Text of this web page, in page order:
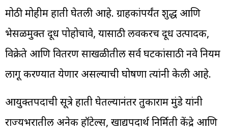
मोठी मोहीम हाती घेतली आहे. ग्राहकांपर्यंत शुद्ध आणि
भेसळमुक्त दूध पोहोचावे, यासाठी लवकरच दूध उत्पादक,
विक्रेते आणि वितरण साखळीतील सर्व घटकांसाठी नवे नियम
लागू करण्यात येणार असल्याची घोषणा त्यांनी केली आहे.
आयुक्तपदाची सूत्रे हाती घेतल्यानंतर तुकाराम मुंडे यांनी
राज्यभरातील अनेक हॉटेल्स, खाद्यपदार्थ निर्मिती केंद्रे आणि